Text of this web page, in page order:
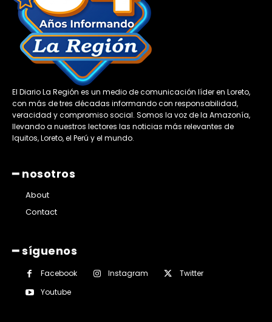
El Diario La Región es un medio de comunicación líder en Loreto,
con más de tres décadas informando con responsabilidad,
veracidad y compromiso social. Somos la voz de la Amazonía,
llevando a nuestros lectores las noticias más relevantes de
Iquitos, Loreto, el Perú y el mundo.
━ nosotros
About
Contact
━ síguenos
Facebook Instagram
Twitter
Youtube